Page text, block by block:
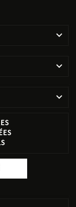


